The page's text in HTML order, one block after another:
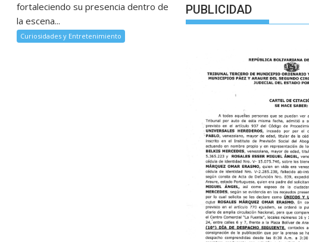
fortaleciendo su presencia dentro de
la escena...
Curiosidades y Entretenimiento
PUBLICIDAD